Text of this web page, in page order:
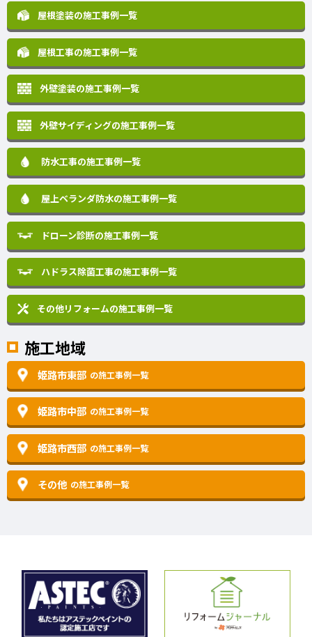
屋根塗装の施工事例一覧
屋根工事の施工事例一覧
外壁塗装の施工事例一覧
外壁サイディングの施工事例一覧
防水工事の施工事例一覧
屋上ベランダ防水の施工事例一覧
ドローン診断の施工事例一覧
ハドラス除菌工事の施工事例一覧
その他リフォームの施工事例一覧
施工地域
姫路市東部 の施工事例一覧
姫路市中部 の施工事例一覧
姫路市西部 の施工事例一覧
その他 の施工事例一覧